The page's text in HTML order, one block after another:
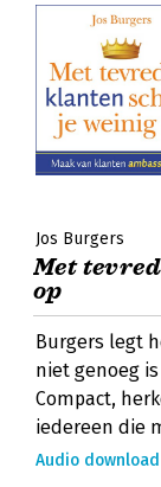
Jos Burgers
Met
op
Burgers legt
niet genoeg
Compact,
iedereen die
Audio